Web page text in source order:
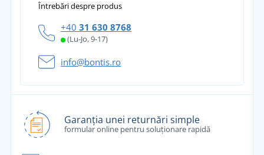
Întrebări despre produs
+40 31 630 8768
(Lu-Jo, 9-17)
info@bontis.ro
Garanția unei returnări simple
formular online pentru soluționare rapidă